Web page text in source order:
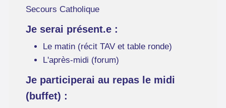
Secours Catholique
Je serai présent.e :
Le matin (récit TAV et table ronde)
L'après-midi (forum)
Je participerai au repas le midi
(buffet) :